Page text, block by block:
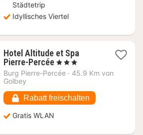
Städtetrip
Idyllisches Viertel
Hotel Altitude et Spa
Pierre-Percée1
Nacht
€
, 3 Sterne
Burg Pierre-Percée · 45.9 Km von
Golbey
Rabatt freischalten
Gratis WLAN